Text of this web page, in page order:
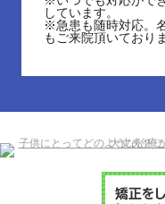
しています。
※急患も随時対応。
もご来院頂いており